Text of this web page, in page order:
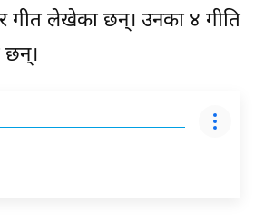
गीत लेखेका छन्। उनका ४ गीति
छन्।